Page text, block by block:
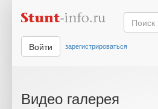
Войти зарегистрироваться
Видео галерея